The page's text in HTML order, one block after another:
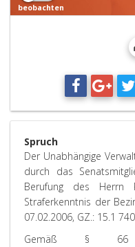
beobachten
Spruch
Der Unabhängige
durch das
Berufung des
Straferkenntnis der
07.02.2006, GZ.: 15.1
Gemäß § 66